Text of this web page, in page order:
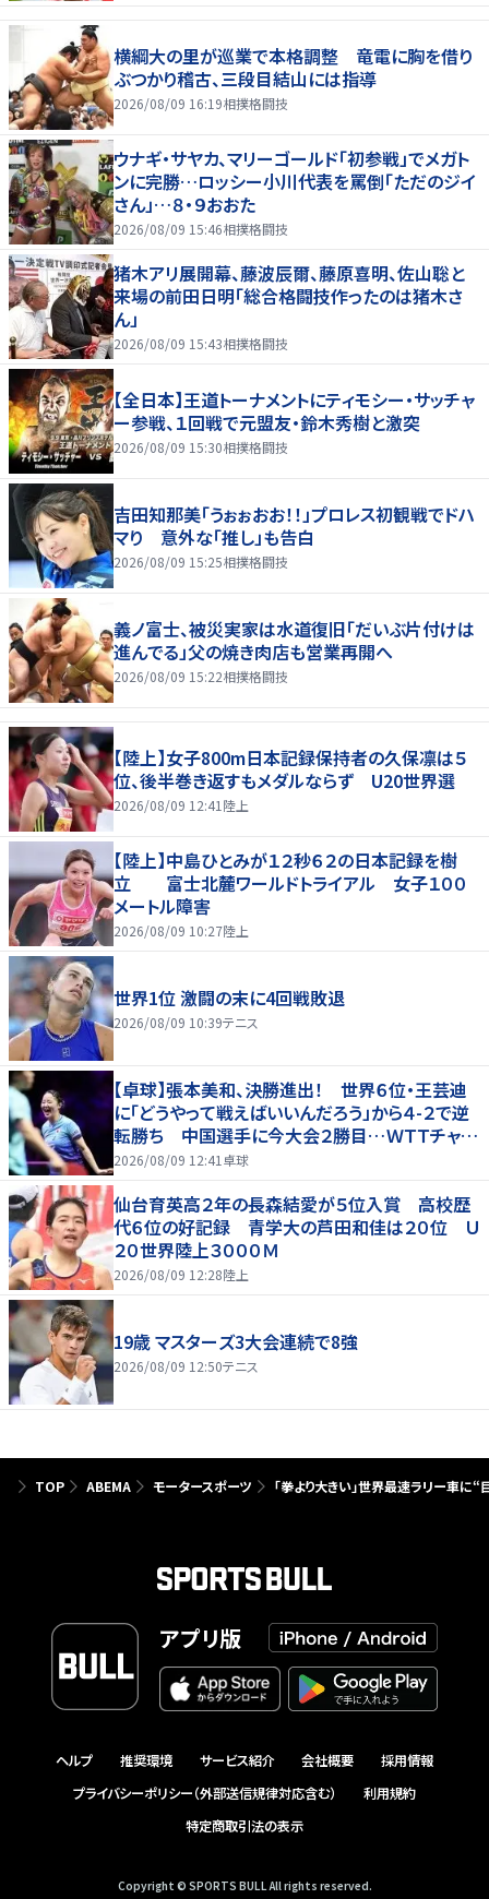
横綱大の里が巡業で本格調整 竜電に胸を借り
ぶつかり稽古、三段目結山には指導
2026/08/09 16:19相撲格闘技
ウナギ・サヤカ、マリーゴールド「初参戦」でメガト
ンに完勝…ロッシー小川代表を罵倒「ただのジイ
さん」…８・９おおた
2026/08/09 15:46相撲格闘技
猪木アリ展開幕、藤波辰爾、藤原喜明、佐山聡と
来場の前田日明「総合格闘技作ったのは猪木さ
ん」
2026/08/09 15:43相撲格闘技
【全日本】王道トーナメントにティモシー・サッチャ
ー参戦、１回戦で元盟友・鈴木秀樹と激突
2026/08/09 15:30相撲格闘技
吉田知那美「うぉぉおお！！」プロレス初観戦でドハ
マり 意外な「推し」も告白
2026/08/09 15:25相撲格闘技
義ノ富士、被災実家は水道復旧「だいぶ片付けは
進んでる」父の焼き肉店も営業再開へ
2026/08/09 15:22相撲格闘技
【陸上】女子800m日本記録保持者の久保凛は５
位、後半巻き返すもメダルならず U20世界選
2026/08/09 12:41 陸上
【陸上】中島ひとみが１２秒６２の日本記録を樹
立 富士北麓ワールドトライアル 女子１００
メートル障害
2026/08/09 10:27陸上
世界1位 激闘の末に4回戦敗退
2026/08/09 10:39テニス
【卓球】張本美和、決勝進出！ 世界６位・王芸迪
に「どうやって戦えばいいんだろう」から４-２で逆
転勝ち 中国選手に今大会２勝目…ＷＴＴチャン
ピオンズ横浜
2026/08/09 12:41 卓球
仙台育英高２年の長森結愛が５位入賞 高校歴
代６位の好記録 青学大の芦田和佳は２０位 Ｕ
２０世界陸上３０００Ｍ
2026/08/09 12:28陸上
19歳 マスターズ3大会連続で8強
2026/08/09 12:50テニス
TOP ABEMA モータースポーツ 「拳より大きい」世界最速ラリー車
アプリ版
ヘルプ 推奨環境 サービス紹介 会社概要
採用情報
プライバシーポリシー（外部送信規律対応含む）
利用規約
特定商取引法の表示
Copyright © SPORTS BULL All rights reserved.